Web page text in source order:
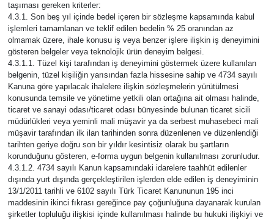
taşıması gereken kriterler:
4.3.1. Son beş yıl içinde bedel içeren bir sözleşme kapsamında kabul
işlemleri tamamlanan ve teklif edilen bedelin % 25 oranından az
olmamak üzere, ihale konusu iş veya benzer işlere ilişkin iş deneyimini
gösteren belgeler veya teknolojik ürün deneyim belgesi.
4.3.1.1. Tüzel kişi tarafından iş deneyimini göstermek üzere kullanılan
belgenin, tüzel kişiliğin yarısından fazla hissesine sahip ve 4734 sayılı
Kanuna göre yapılacak ihalelere ilişkin sözleşmelerin yürütülmesi
konusunda temsile ve yönetime yetkili olan ortağına ait olması halinde,
ticaret ve sanayi odası/ticaret odası bünyesinde bulunan ticaret sicili
müdürlükleri veya yeminli mali müşavir ya da serbest muhasebeci mali
müşavir tarafından ilk ilan tarihinden sonra düzenlenen ve düzenlendiği
tarihten geriye doğru son bir yıldır kesintisiz olarak bu şartların
korunduğunu gösteren, e-forma uygun belgenin kullanılması zorunludur.
4.3.1.2. 4734 sayılı Kanun kapsamındaki idarelere taahhüt edilenler
dışında yurt dışında gerçekleştirilen işlerden elde edilen iş deneyiminin
13/1/2011 tarihli ve 6102 sayılı Türk Ticaret Kanununun 195 inci
maddesinin ikinci fıkrası gereğince pay çoğunluğuna dayanarak kurulan
şirketler topluluğu ilişkisi içinde kullanılması halinde bu hukuki ilişkiyi ve